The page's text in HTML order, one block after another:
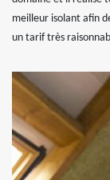
meilleur isolant afin
un tarif très